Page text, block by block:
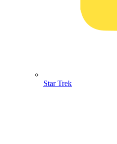
Star Trek